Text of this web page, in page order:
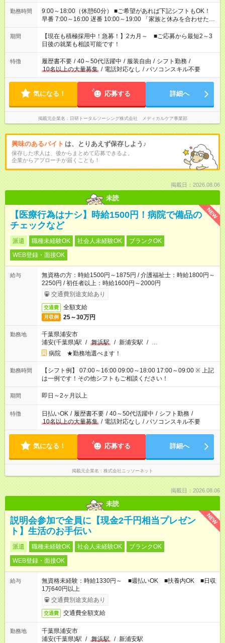
勤務時間
9:00～18:00（休憩60分） ■ご希望があれば下記シフトもOK！
早番 7:00～16:00 遅番 10:00～19:00 「家族と休みを合わせた
い」 「余裕を持って夕飯の準備がしたい」 「できれば残業はし
たくない」 など、ご希望を教えてくださいね。 ※Wワーク希望
の方へ 今ご覧のお仕事で希望する勤務時間と、もう1つのお仕事
の勤務時間。 合計で週40時間を超える場合は応募できません。
期間
【現在も積極採用中！急募！】2カ月～ ■ご応募から最短2～3
日後の就業も相談可能です！
特徴 履歴書不要 / 40～50代活躍中 / 服装自由 / シフト勤務 /
10名以上の大量募集 / 電話対応なし / パソコンスキル不要
気になる！ 応募する 詳細へ
掲載元企業名 日研トータルソーシング株式会社 メディカルケア事業部
興味のあるバイト は、とりあえず保存しよう♪
保存した求人は、後からまとめて応募できるよ。
企業からアプローチが届くことも！
掲載日：2026.08.06
未読
NEW
【医療行為はナシ】時給1500円！病院で備品の
チェックなど
派遣 職種未経験OK 社会人未経験OK
ブランクOK
WEB登録・面接OK
給与
無資格の方：時給1500円～1875円 / 介護福祉士：時給1800円～
2250円 / 初任者以上：時給1600円～2000円
交通費別途支給あり
交通費 全額支給
月収例 25～30万円
勤務地
千葉県浦安市
浦安(千葉県)駅 / 舞浜駅 / 新浦安駅 / …
病院 ★勤務地選べます！
勤務時間
【シフト例】 07:00～16:00 09:00～18:00 17:00～09:00 ※ 上記
は一例です！その他シフトもご相談ください！
期間 即日～2ヶ月以上
特徴 日払いOK / 履歴書不要 / 40～50代活躍中 / シフト勤務 /
10名以上の大量募集 / 電話対応なし / パソコンスキル不要
気になる！ 応募する 詳細へ
掲載元企業名 株式会社ニッソーネット
掲載日：2026.08.06
未読
NEW
説明会参加で全員に【現金2千円相当プレゼン
ト】生活のお手伝い
派遣 職種未経験OK 社会人未経験OK
ブランクOK
WEB登録・面接OK
給与
無資格未経験：時給1330円～ ■週払いOK ■扶養内OK ■日収
1万640円以上
交通費別途支給あり
交通費 交通費全額支給
勤務地
千葉県浦安市
浦安(千葉県)駅 / 舞浜駅 / 新浦安駅